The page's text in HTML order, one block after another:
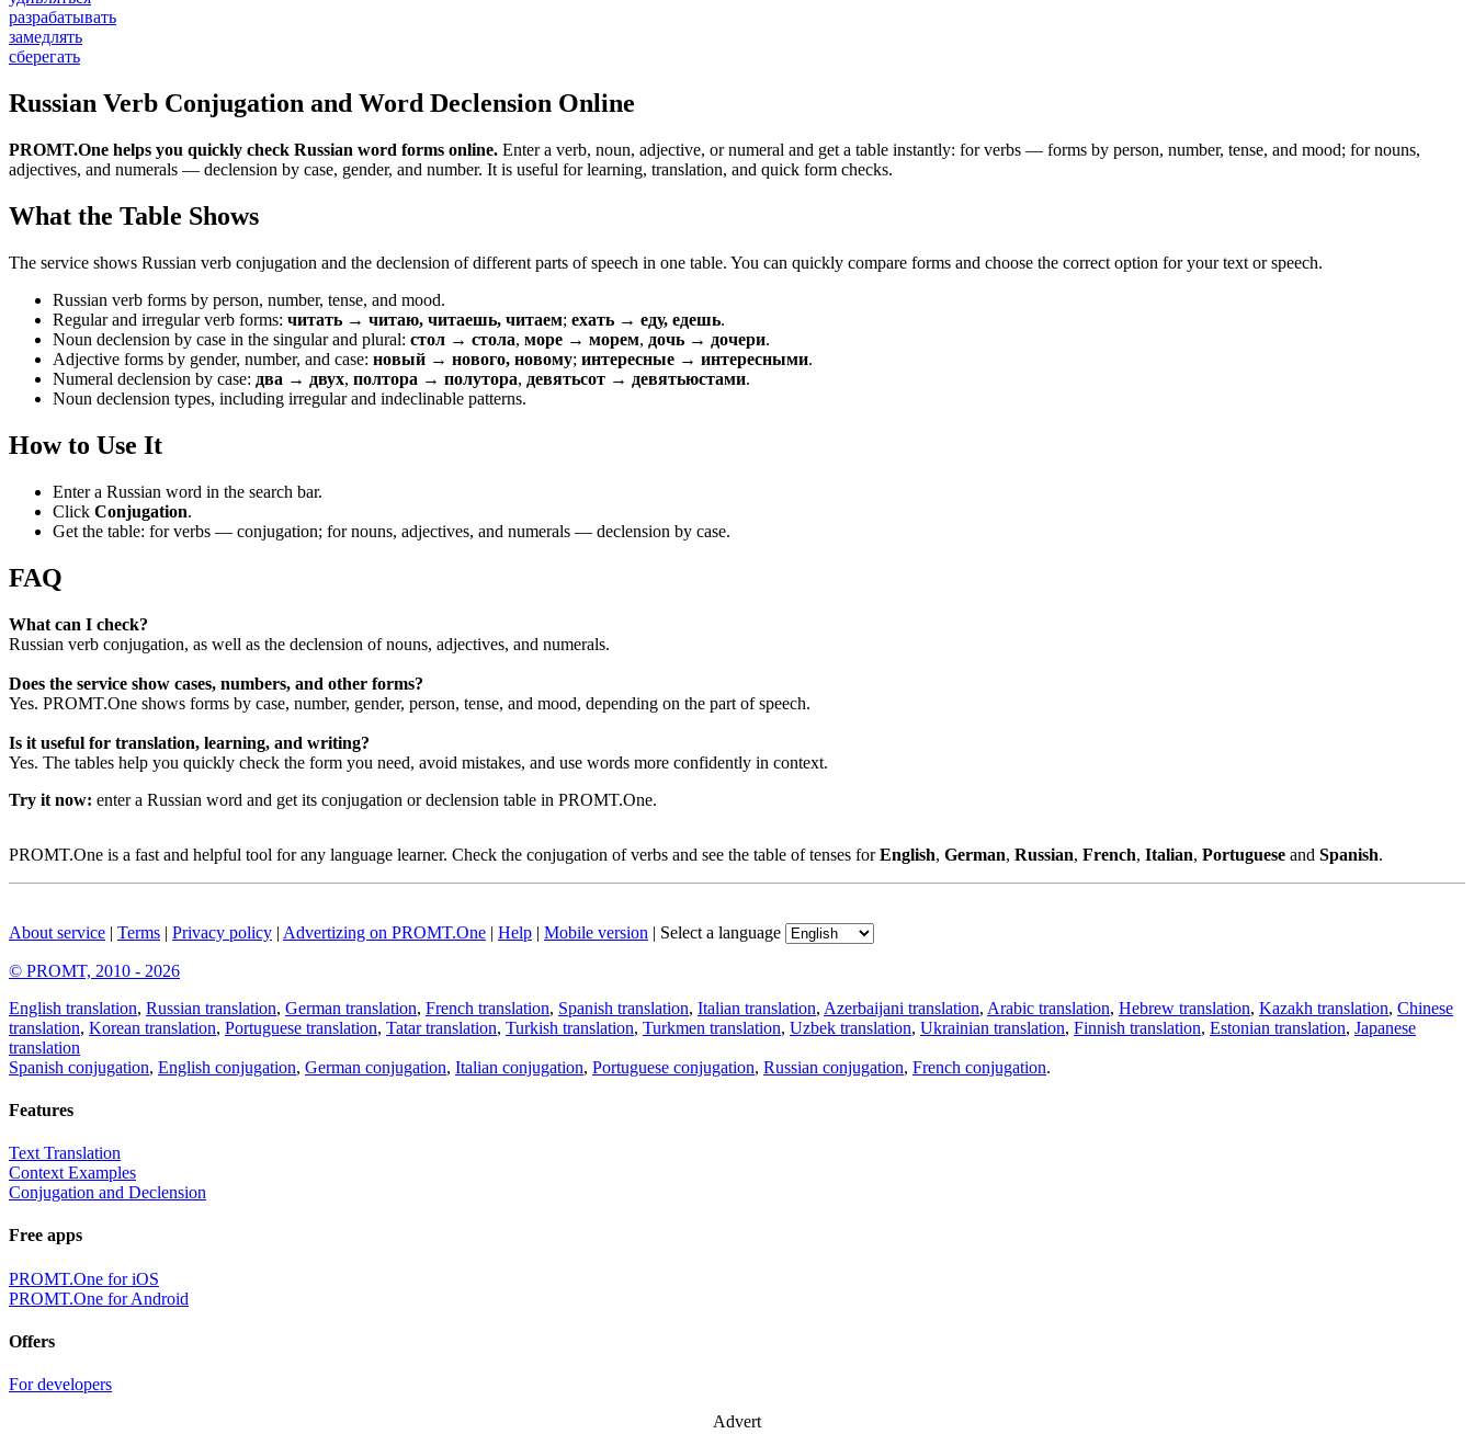
разрабатывать
замедлять
сберегать
Russian Verb Conjugation and Word Declension Online
PROMT.One helps you quickly check Russian word forms online. Enter a verb, noun, adjective, or numeral and get a table instantly: for verbs — forms by person, number, tense, and mood; for nouns,
adjectives, and numerals — declension by case, gender, and number. It is useful for learning, translation, and quick form checks.
What the Table Shows
The service shows Russian verb conjugation and the declension of different parts of speech in one table. You can quickly compare forms and choose the correct option for your text or speech.
Russian verb forms by person, number, tense, and mood.
Regular and irregular verb forms: читать → читаю, читаешь, читаем; ехать → еду, едешь.
Noun declension by case in the singular and plural: стол → стола, море → морем, дочь → дочери.
Adjective forms by gender, number, and case: новый → нового, новому; интересные → интересными.
Numeral declension by case: два → двух, полтора → полутора, девятьсот → девятьюстами.
Noun declension types, including irregular and indeclinable patterns.
How to Use It
Enter a Russian word in the search bar.
Click Conjugation.
Get the table: for verbs — conjugation; for nouns, adjectives, and numerals — declension by case.
FAQ
What can I check?
Russian verb conjugation, as well as the declension of nouns, adjectives, and numerals.
Does the service show cases, numbers, and other forms?
Yes. PROMT.One shows forms by case, number, gender, person, tense, and mood, depending on the part of speech.
Is it useful for translation, learning, and writing?
Yes. The tables help you quickly check the form you need, avoid mistakes, and use words more confidently in context.
Try it now: enter a Russian word and get its conjugation or declension table in PROMT.One.
PROMT.One is a fast and helpful tool for any language learner. Check the conjugation of verbs and see the table of tenses forEnglish, German, Russian, French, Italian, Portuguese and Spanish.
About service | Terms | Privacy policy | Advertizing on PROMT.One | Help | Mobile version | Select a language
© PROMT, 2010 - 2026
English translation, Russian translation, German translation, French translation, Spanish translation, Italian translation, Azerbaijani translation, Arabic translation, Hebrew translation, Kazakh translation, Chinese
translation, Korean translation, Portuguese translation, Tatar translation, Turkish translation, Turkmen translation, Uzbek translation, Ukrainian translation, Finnish translation, Estonian translation, Japanese
translation
Spanish conjugation, English conjugation, German conjugation, Italian conjugation, Portuguese conjugation, Russian conjugation, French conjugation.
Features
Text Translation
Context Examples
Conjugation and Declension
Free apps
PROMT.One for iOS
PROMT.One for Android
Offers
For developers
Advert